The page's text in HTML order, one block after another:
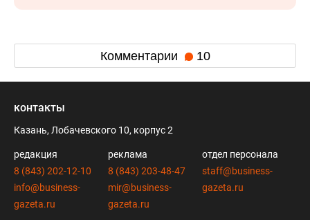
Комментарии 10
контакты
Казань, Лобачевского 10, корпус 2
редакция
8 (843) 202-12-10
info@business-
gazeta.ru
реклама
8 (843) 203-48-47
mir@business-
gazeta.ru
отдел персонала
staff@business-
gazeta.ru